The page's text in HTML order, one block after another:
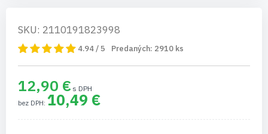
SKU: 2110191823998
4.94 / 5 Predaných: 2910 ks
12,90 €
10,49 €